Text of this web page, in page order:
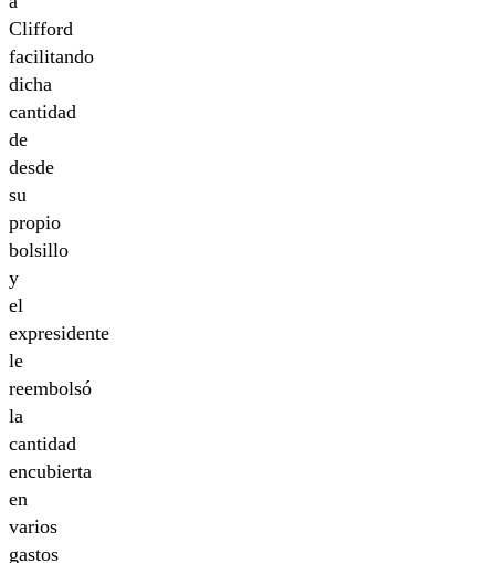
Clifford
facilitando
dicha
cantidad
de
desde
su
propio
bolsillo
y
el
expresidente
le
reembolsó
la
cantidad
encubierta
en
varios
gastos